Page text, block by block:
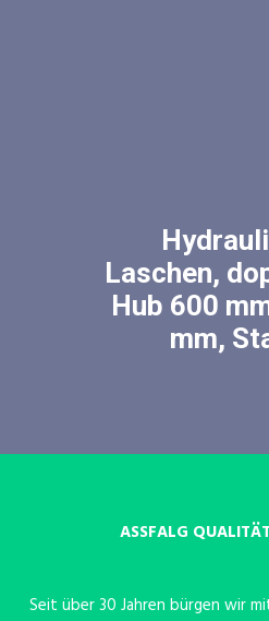
Laschen,
Hub 600
mm,
ASSFALG
Seit über 30 Jahren bürgen wir